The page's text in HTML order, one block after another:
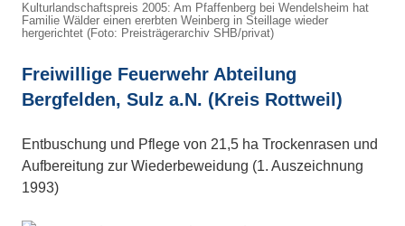
Kulturlandschaftspreis 2005: Am Pfaffenberg bei Wendelsheim hat
Familie Wälder einen ererbten Weinberg in Steillage wieder
hergerichtet (Foto: Preisträgerarchiv SHB/privat)
Freiwillige Feuerwehr Abteilung
Bergfelden, Sulz a.N. (Kreis Rottweil)
Entbuschung und Pflege von 21,5 ha Trockenrasen und
Aufbereitung zur Wiederbeweidung (1. Auszeichnung
1993)